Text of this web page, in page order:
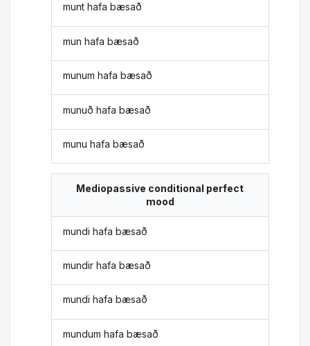
munt hafa bæsað
mun hafa bæsað
munum hafa bæsað
munuð hafa bæsað
munu hafa bæsað
Mediopassive conditional perfect
mood
mundi hafa bæsað
mundir hafa bæsað
mundi hafa bæsað
mundum hafa bæsað